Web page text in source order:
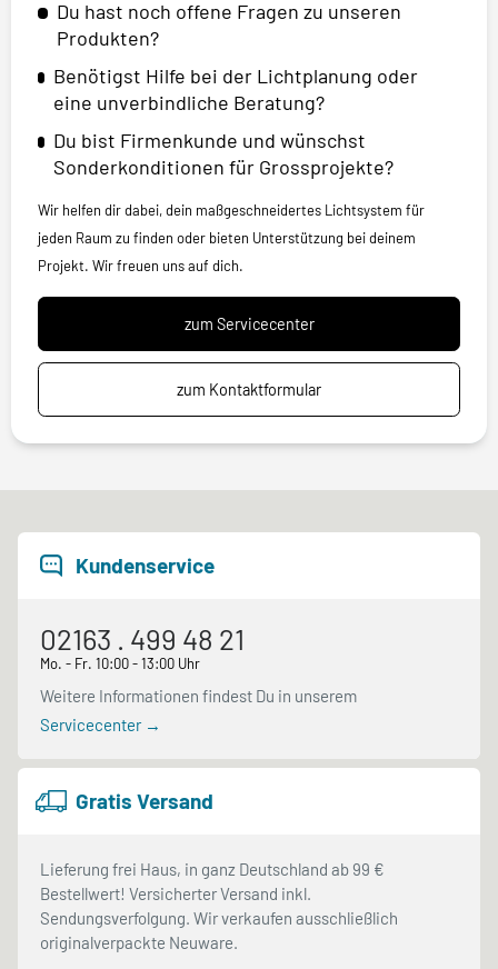
Du hast noch offene Fragen zu unseren
Produkten?
Benötigst Hilfe bei der Lichtplanung oder
eine unverbindliche Beratung?
Du bist Firmenkunde und wünschst
Sonderkonditionen für Grossprojekte?
Wir helfen dir dabei, dein maßgeschneidertes Lichtsystem für
jeden Raum zu finden oder bieten Unterstützung bei deinem
Projekt. Wir freuen uns auf dich.
zum Servicecenter
zum Kontaktformular
Kundenservice
02163 . 499 48 21
Mo. - Fr. 10:00 - 13:00 Uhr
Weitere Informationen findest Du in unserem
Servicecenter →
Gratis Versand
Lieferung frei Haus, in ganz Deutschland ab 99 €
Bestellwert! Versicherter Versand inkl.
Sendungsverfolgung. Wir verkaufen ausschließlich
originalverpackte Neuware.